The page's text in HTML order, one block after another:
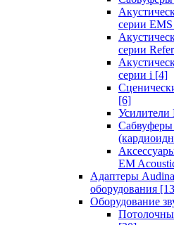
серии EMS
серии
серии i [4]
[6]
Усилители
Сабвуферы
EM
Адаптеры
оборудования
Оборудование